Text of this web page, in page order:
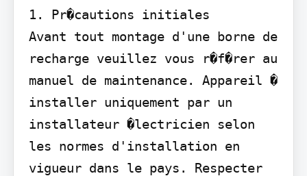
1. Pr�cautions initiales
Avant tout montage d'une borne de
recharge veuillez vous r�f�rer au
manuel de maintenance. Appareil �
installer uniquement par un
installateur �lectricien selon
les normes d'installation en
vigueur dans le pays. Respecter